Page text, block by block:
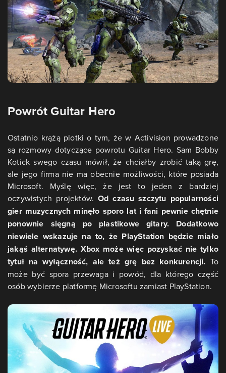
Powrót Guitar Hero
Ostatnio krążą plotki o tym, że w Activision prowadzone
są rozmowy dotyczące powrotu Guitar Hero. Sam Bobby
Kotick swego czasu mówił, że chciałby zrobić taką grę,
ale jego firma nie ma obecnie możliwości, które posiada
Microsoft. Myślę więc, że jest to jeden z bardziej
oczywistych projektów.Od czasu szczytu popularności
gier muzycznych minęło sporo lat i fani pewnie chętnie
ponownie sięgną po plastikowe gitary. Dodatkowo
niewiele wskazuje na to, że PlayStation będzie miało
jakąś alternatywę. Xbox może więc pozyskać nie tylko
tytuł na wyłączność, ale też grę bez konkurencji. To
może być spora przewaga i powód, dla którego część
osób wybierze platformę Microsoftu zamiast PlayStation.